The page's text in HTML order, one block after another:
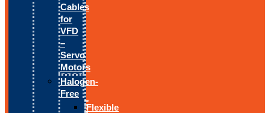
Cables
for
VFD
–
Servo
Motors
Halogen-
Free
Flexible